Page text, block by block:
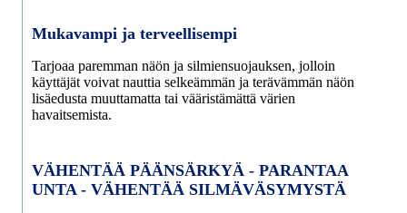
Mukavampi ja terveellisempi
Tarjoaa paremman näön ja silmiensuojauksen, jolloin
käyttäjät voivat nauttia selkeämmän ja terävämmän näön
lisäedusta muuttamatta tai vääristämättä värien
havaitsemista.
VÄHENTÄÄ PÄÄNSÄRKYÄ - PARANTAA
UNTA - VÄHENTÄÄ SILMÄVÄSYMYSTÄ